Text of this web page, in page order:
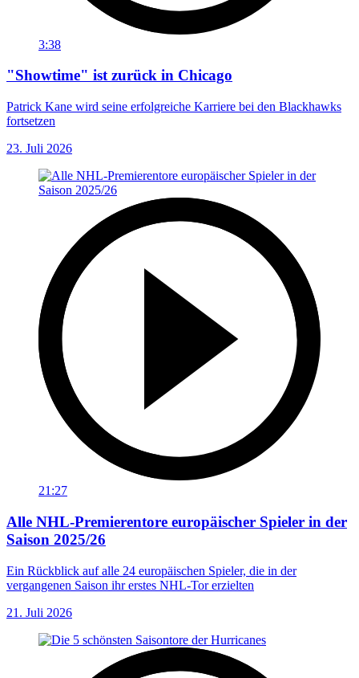
3:38
"Showtime" ist zurück in Chicago
Patrick Kane wird seine erfolgreiche Karriere bei den Blackhawks
fortsetzen
23. Juli 2026
21:27
Alle NHL-Premierentore europäischer Spieler in der
Saison 2025/26
Ein Rückblick auf alle 24 europäischen Spieler, die in der
vergangenen Saison ihr erstes NHL-Tor erzielten
21. Juli 2026